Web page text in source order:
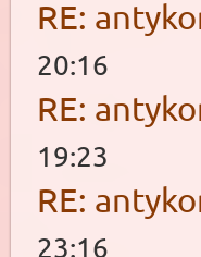
RE:
20:16
RE:
19:23
RE:
23:16